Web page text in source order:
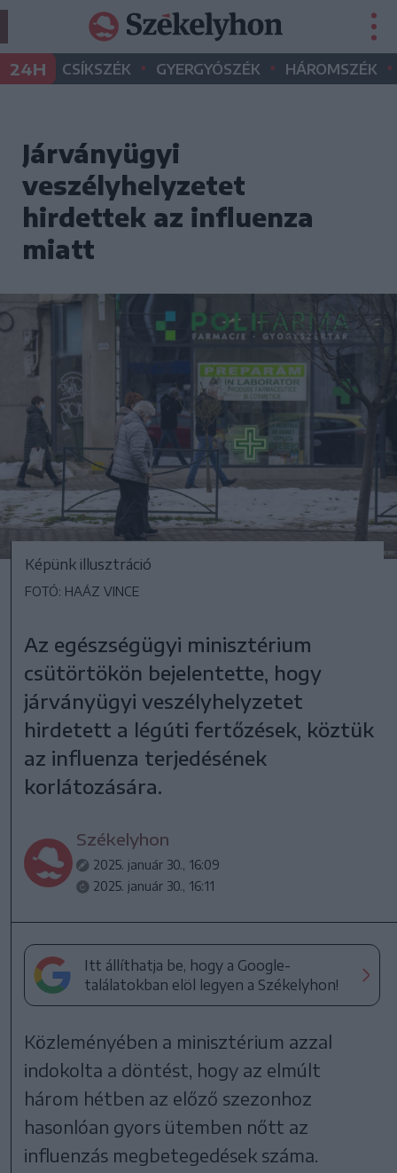
24H CSÍKSZÉK • GYERGYÓSZÉK • HÁROMSZÉK •
Járványügyi
veszélyhelyzetet
hirdettek az influenza
miatt
Képünk illusztráció
FOTÓ: HAÁZ VINCE
Az egészségügyi minisztérium
csütörtökön bejelentette, hogy
járványügyi veszélyhelyzetet
hirdetett a légúti fertőzések, köztük
az influenza terjedésének
korlátozására.
Székelyhon
2025. január 30., 16:09
2025. január 30., 16:11
Itt állíthatja be, hogy a Google-
találatokban elöl legyen a Székelyhon!
Közleményében a minisztérium azzal
indokolta a döntést, hogy az elmúlt
három hétben az előző szezonhoz
hasonlóan gyors ütemben nőtt az
influenzás megbetegedések száma.